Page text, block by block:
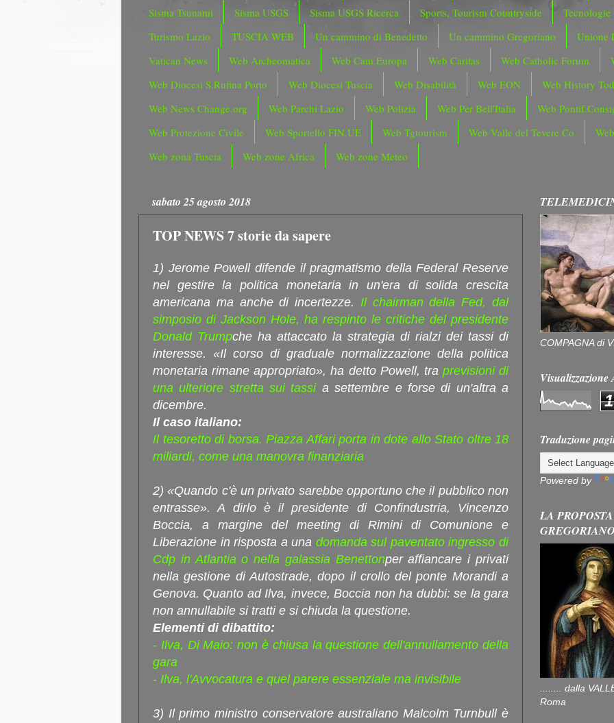
Sisma Tsunami
Sisma USGS Sisma USGS Ricerca Sports, Tourism Countryside
Tecnologie
Turismo Lazio
TUSCIA WEB Un cammino di Benedetto Un cammino Gregoriano
Unione
Vatican News
Web Archeomatica Web Cam Europa Web Caritas Web Catholic Forum
Web Diocesi S.Rufina Porto
Web Diocesi Tuscia Web Disabilità Web EON
Web History
Web News Change.org
Web Parchi Lazio Web Polizia Web Per Bell'Italia
Web
Web Protezione Civile
Web Sportello FIN.UE Web Tgtourism Web Valle del Tevere Co
Web zona Tuscia
Web zone Africa Web zone Meteo
sabato 25 agosto 2018
TOP NEWS 7 storie da sapere
1) Jerome Powell difende il pragmatismo della Federal Reserve
nel gestire la politica monetaria in un'era di solida crescita
americana ma anche di incertezze. Il chairman della Fed, dal
simposio di Jackson Hole, ha respinto le critiche del presidente
Donald Trumpche ha attaccato la strategia di rialzi dei tassi di
interesse. «Il corso di graduale normalizzazione della politica
monetaria rimane appropriato», ha detto Powell, tra previsioni di
una ulteriore stretta sui tassi a settembre e forse di un'altra a
dicembre.
Il caso italiano:
Il tesoretto di borsa. Piazza Affari porta in dote allo Stato oltre 18
miliardi, come una manovra finanziaria
2) «Quando c'è un privato sarebbe opportuno che il pubblico non
entrasse». A dirlo è il presidente di Confindustria, Vincenzo
Boccia, a margine del meeting di Rimini di Comunione e
Liberazione in risposta a una domanda sul paventato ingresso di
Cdp in Atlantia o nella galassia Benettonper affiancare i privati
nella gestione di Autostrade, dopo il crollo del ponte Morandi a
Genova. Quanto ad Ilva, invece, Boccia non ha dubbi: se la gara
non annullabile si tratti e si chiuda la questione.
Elementi di dibattito:
- Ilva, Di Maio: non è chiusa la questione dell'annullamento della
gara
- Ilva, l'Avvocatura e quel parere essenziale ma invisibile
3) Il primo ministro conservatore australiano Malcolm Turnbull è
COMPAGNA di
1
Traduzione
Powered by
LA
........ dalla
Roma